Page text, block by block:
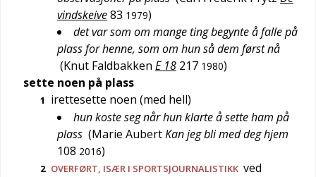
vindskeive83 1979)
det var som om mange ting begynte å falle på
plass for henne, som om hun så dem først nå
(Knut Faldbakken E 18 217 1980)
sette noen på plass
1
irettesette noen (med hell)
hun koste seg når hun klarte å sette ham på
plass (Marie AubertKan jeg bli med deg hjem
108 2016)
2 OVERFØRT, ISÆR I SPORTSJOURNALISTIKK ved